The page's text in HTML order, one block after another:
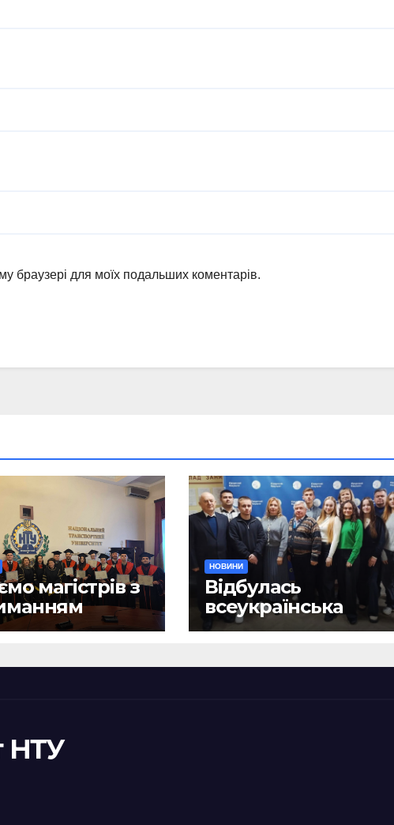
браузері для моїх подальших коментарів.
магістрів з
НОВИНИ
Відбулась
всеукраїнська
науково-практична
«Сучасні виклики
НТУ